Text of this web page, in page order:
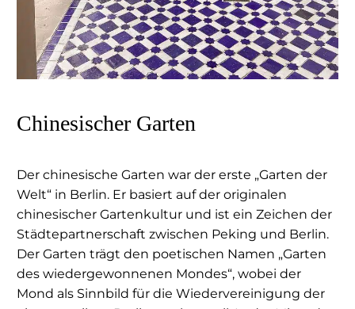
Chinesischer Garten
Der chinesische Garten war der erste „Garten der
Welt“ in Berlin. Er basiert auf der originalen
chinesischer Gartenkultur und ist ein Zeichen der
Städtepartnerschaft zwischen Peking und Berlin.
Der Garten trägt den poetischen Namen „Garten
des wiedergewonnenen Mondes“, wobei der
Mond als Sinnbild für die Wiedervereinigung der